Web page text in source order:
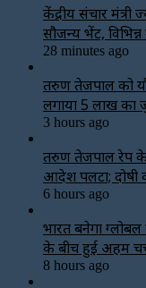
केंद्रीय संचार मंत्री
सौजन्य भेंट,
28 minutes ago
तरुण तेजपाल को
लगाया ₹5 लाख का
3 hours ago
तरुण तेजपाल रेप
आदेश पलटा; दोषी
6 hours ago
भारत बनेगा
के बीच हुई अहम
8 hours ago